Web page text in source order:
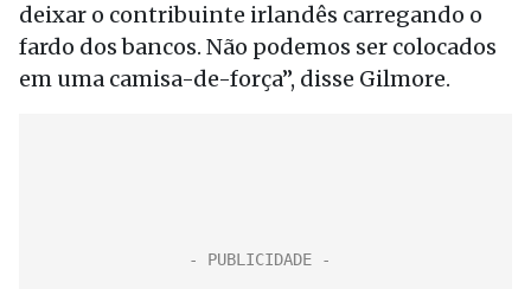
deixar o contribuinte irlandês carregando o
fardo dos bancos. Não podemos ser colocados
em uma camisa-de-força”, disse Gilmore.